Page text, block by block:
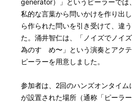
私的な言葉から問いかけを作り出
ら作られた問いを引き受けて、違
た。涌井智仁は、「ノイズでノイ
為のすゝめ〜」という演奏とアク
ピーラーを用意しました。
参加者は、2回のハンズオンタイム
が設置された場所（通称「ピーラ